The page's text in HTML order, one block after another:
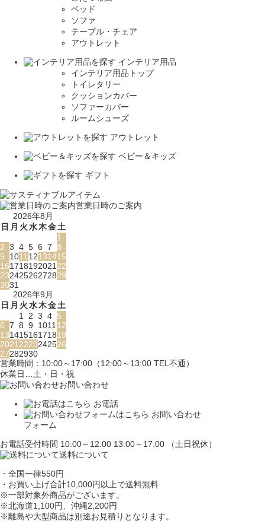
ベッド
ソファ
テーブル・チェア
アウトレット
インテリア用品
インテリア用品トップ
トイレタリー
クッションカバー
ソファーカバー
ルームシューズ
アウトレット
ベビー＆キッズ
ギフト
営業日時のご案内
2026年8月
日 月 火水木金土
1
2 3 4 5 6 7 8
9
101112131415
16171819202122
23242526272829
3031
2026年9月
日 月 火水木金土
1 2 3 4 5
6 7 8 9 101112
13141516171819
20212223242526
27282930
営業時間：10:00～17:00（12:00～13:00 TEL不通）
休業日…土・日・祝
お問い合わせ
お電話
お問い合わせ
フォーム
お電話受付時間 10:00～12:00 13:00～17:00 （土日祝休）
送料について
・全国一律550円
・お買い上げ合計10,000円 以上で送料無料
※一部対象外商品がございます。
※北海道1,100円、沖縄2,200円
※離島や大型商品は別途お見積りとなります。